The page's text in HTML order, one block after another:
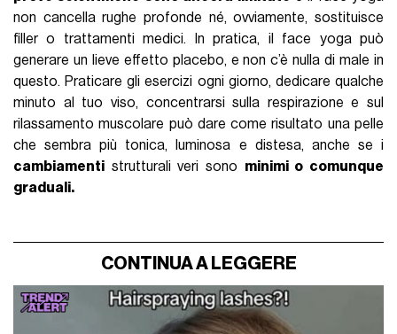
non cancella rughe profonde né, ovviamente, sostituisce
filler o trattamenti medici. In pratica, il face yoga può
generare un lieve effetto placebo, e non c’è nulla di male in
questo. Praticare gli esercizi ogni giorno, dedicare qualche
minuto al tuo viso, concentrarsi sulla respirazione e sul
rilassamento muscolare può dare come risultato una pelle
che sembra più tonica, luminosa e distesa, anche se i
cambiamenti strutturali veri sono minimi o comunque
graduali.
CONTINUA A LEGGERE